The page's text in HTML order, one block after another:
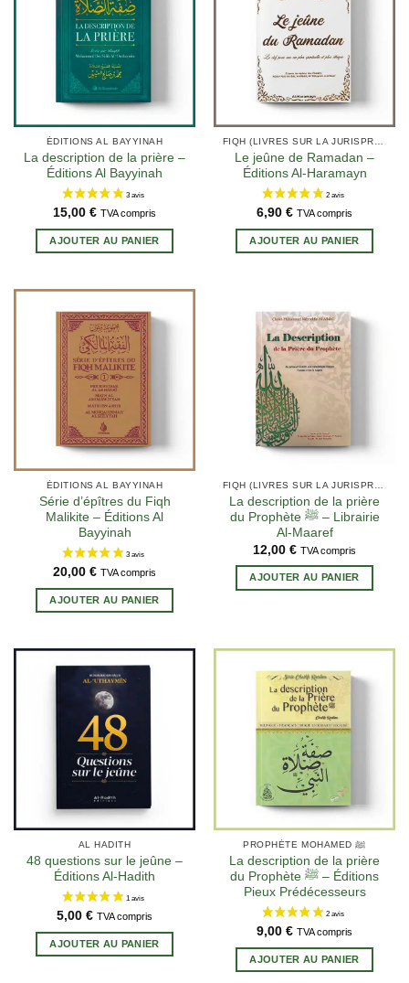
ÉDITIONS AL BAYYINAH
La description de la prière –
Éditions Al Bayyinah
15,00 € TVA compris
AJOUTER AU PANIER
FIQH (LIVRES SUR LA JURISPRUDENCE EN ISLAM)
Le jeûne de Ramadan –
Éditions Al-Haramayn
6,90 € TVA compris
AJOUTER AU PANIER
ÉDITIONS AL BAYYINAH
Série d’épîtres du Fiqh
Malikite – Éditions Al
Bayyinah
20,00 € TVA compris
AJOUTER AU PANIER
FIQH (LIVRES SUR LA JURISPRUDENCE EN ISLAM)
La description de la prière
du Prophète ﷺ – Librairie
Al-Maaref
12,00 € TVA compris
AJOUTER AU PANIER
AL HADITH
48 questions sur le jeûne –
Éditions Al-Hadith
5,00 € TVA compris
AJOUTER AU PANIER
PROPHÈTE MOHAMED ﷺ
La description de la prière
du Prophète ﷺ – Éditions
Pieux Prédécesseurs
9,00 € TVA compris
AJOUTER AU PANIER